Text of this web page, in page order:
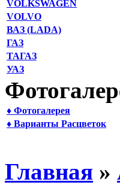
VOLKSWAGEN
VOLVO
ВАЗ (LADA)
ГАЗ
ТАГАЗ
УАЗ
♦ Фотогалерея
♦ Варианты Расцветок
Главная »